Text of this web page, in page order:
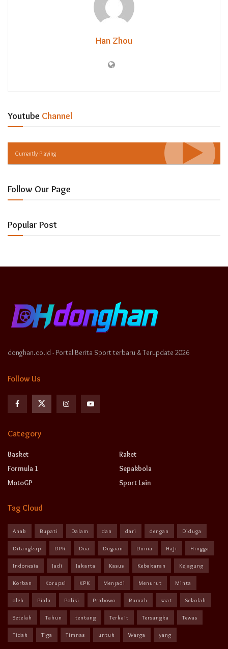
Han Zhou
Youtube Channel
Currently Playing
Follow Our Page
Popular Post
donghan.co.id - Portal Berita Sport terbaru & Terupdate 2026
Follow Us
Category
Basket
Formula 1
MotoGP
Raket
Sepakbola
Sport Lain
Tag Cloud
Anak Bupati Dalam dan dari dengan Diduga
Ditangkap DPR Dua Dugaan Dunia Haji Hingga
Indonesia Jadi Jakarta Kasus Kebakaran Kejagung
Korban Korupsi KPK Menjadi Menurut Minta
oleh Piala Polisi Prabowo Rumah saat Sekolah
Setelah Tahun tentang Terkait Tersangka Tewas
Tidak Tiga Timnas untuk Warga yang